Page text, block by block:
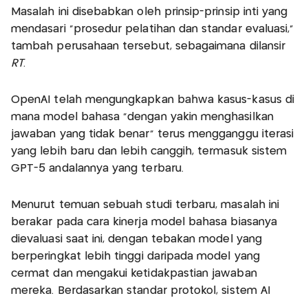
Masalah ini disebabkan oleh prinsip-prinsip inti yang
mendasari "prosedur pelatihan dan standar evaluasi,"
tambah perusahaan tersebut, sebagaimana dilansir
RT.
OpenAI telah mengungkapkan bahwa kasus-kasus di
mana model bahasa "dengan yakin menghasilkan
jawaban yang tidak benar" terus mengganggu iterasi
yang lebih baru dan lebih canggih, termasuk sistem
GPT-5 andalannya yang terbaru.
Menurut temuan sebuah studi terbaru, masalah ini
berakar pada cara kinerja model bahasa biasanya
dievaluasi saat ini, dengan tebakan model yang
berperingkat lebih tinggi daripada model yang
cermat dan mengakui ketidakpastian jawaban
mereka. Berdasarkan standar protokol, sistem AI